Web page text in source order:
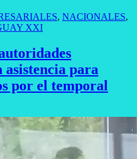
, NACIONALES,
XXI
asistencia para
por el temporal